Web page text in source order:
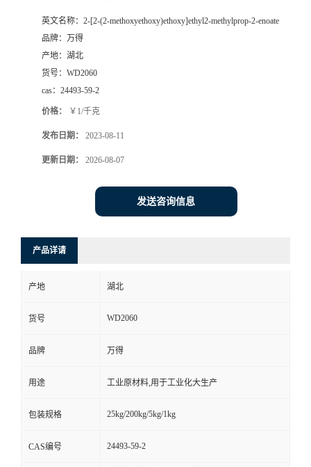
英文名称： 2-[2-(2-methoxyethoxy)ethoxy]ethyl2-methylprop-2-enoate
品牌： 万得
产地： 湖北
货号： WD2060
cas： 24493-59-2
价格： ￥1/千克
发布日期： 2023-08-11
更新日期： 2026-08-07
发送咨询信息
产品详请
产地 湖北
货号 WD2060
品牌 万得
用途 工业原材料,用于工业化大生产
包装规格 25kg/200kg/5kg/1kg
CAS编号 24493-59-2